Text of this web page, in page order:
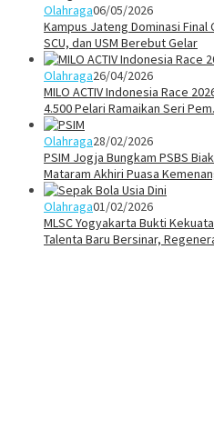
Olahraga06/05/2026
Kampus Jateng Dominasi Final
SCU, dan USM Berebut Gelar
Olahraga26/04/2026
MILO ACTIV Indonesia Race
4.500 Pelari Ramaikan Seri
Olahraga28/02/2026
PSIM Jogja Bungkam PSBS
Mataram Akhiri Puasa
Olahraga01/02/2026
MLSC Yogyakarta Bukti
Talenta Baru Bersinar,